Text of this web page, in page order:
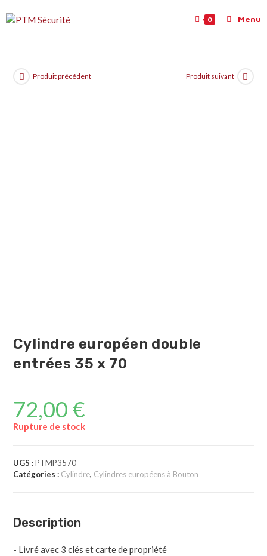
0 Menu
Produit précédent Produit suivant
Cylindre européen double
entrées 35 x 70
72,00 €
Rupture de stock
UGS :PTMP3570
Catégories : Cylindre, Cylindres européens à Bouton
Description
- Livré avec 3 clés et carte de propriété